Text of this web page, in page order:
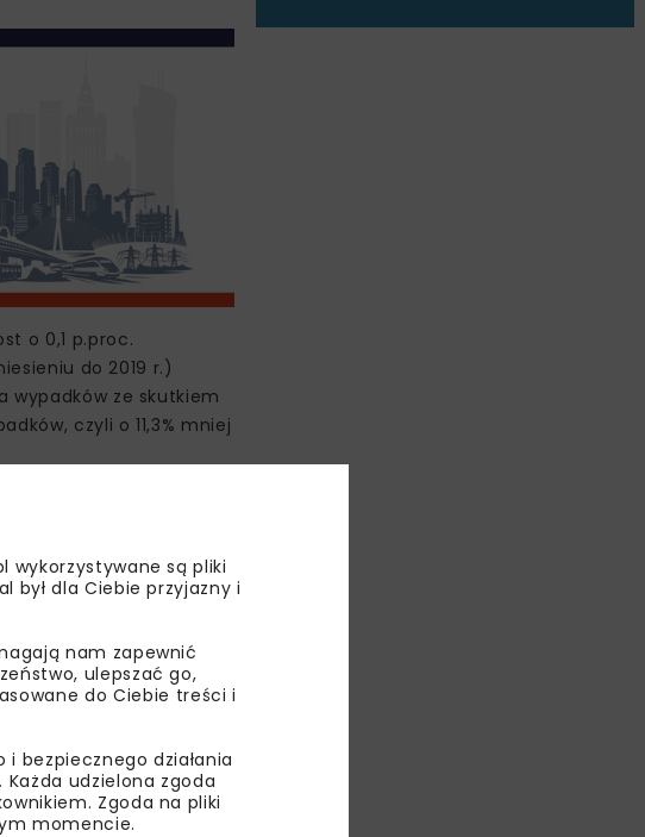
o 0,1 p.proc.
do 2019 r.)
wypadków ze skutkiem
czyli o 11,3% mniej
wykorzystywane są pliki
był dla Ciebie przyjazny i
nam zapewnić
ulepszać go,
do Ciebie treści i
bezpiecznego działania
udzielona zgoda
Zgoda na pliki
momencie.